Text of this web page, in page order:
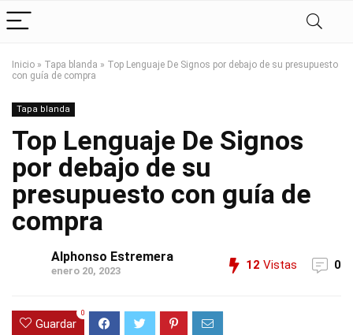
Inicio » Tapa blanda » Top Lenguaje De Signos por debajo de su presupuesto
con guía de compra
Tapa blanda
Top Lenguaje De Signos
por debajo de su
presupuesto con guía de
compra
Alphonso Estremera
enero 20, 2023 12 Vistas 0
Guardar
0